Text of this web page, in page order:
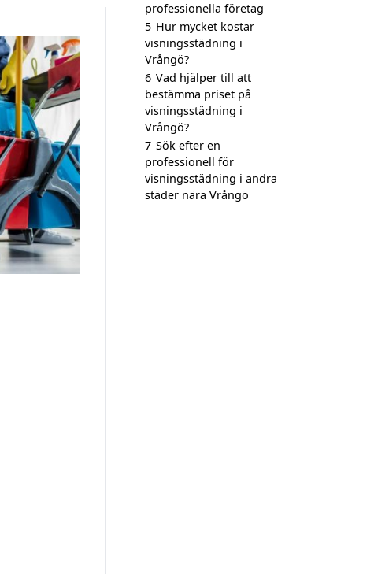
professionella företag
5 Hur mycket kostar
visningsstädning i
Vrångö?
6 Vad hjälper till att
bestämma priset på
visningsstädning i
Vrångö?
7 Sök efter en
professionell för
visningsstädning i andra
städer nära Vrångö